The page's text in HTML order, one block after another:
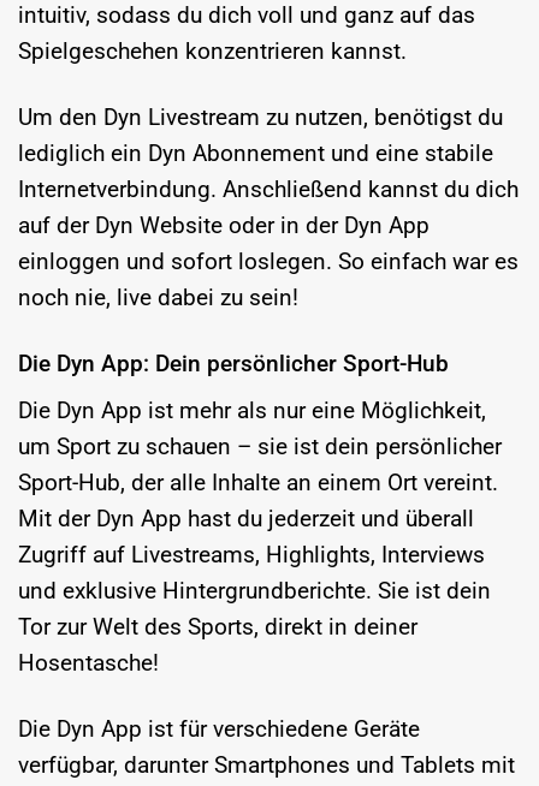
intuitiv, sodass du dich voll und ganz auf das
Spielgeschehen konzentrieren kannst.
Um den Dyn Livestream zu nutzen, benötigst du
lediglich ein Dyn Abonnement und eine stabile
Internetverbindung. Anschließend kannst du dich
auf der Dyn Website oder in der Dyn App
einloggen und sofort loslegen. So einfach war es
noch nie, live dabei zu sein!
Die Dyn App: Dein persönlicher Sport-Hub
Die Dyn App ist mehr als nur eine Möglichkeit,
um Sport zu schauen – sie ist dein persönlicher
Sport-Hub, der alle Inhalte an einem Ort vereint.
Mit der Dyn App hast du jederzeit und überall
Zugriff auf Livestreams, Highlights, Interviews
und exklusive Hintergrundberichte. Sie ist dein
Tor zur Welt des Sports, direkt in deiner
Hosentasche!
Die Dyn App ist für verschiedene Geräte
verfügbar, darunter Smartphones und Tablets mit